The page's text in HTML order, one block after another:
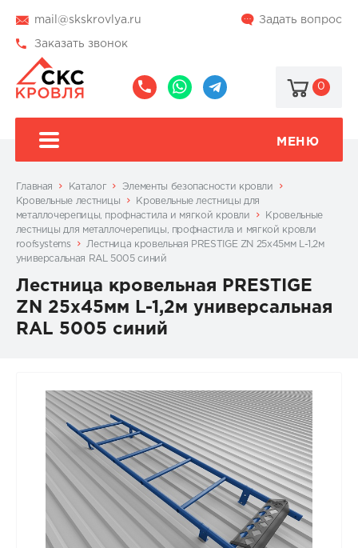
mail@skskrovlya.ru Задать вопрос
Заказать звонок
0
МЕНЮ
Главная Каталог
Элементы безопасности кровли
Кровельные лестницы
Кровельные лестницы для
металлочерепицы, профнастила и мягкой кровли
Кровельные
лестницы для металлочерепицы, профнастила и мягкой кровли
roofsystems
Лестница кровельная PRESTIGE ZN 25x45мм L-1,2м
универсальная RAL 5005 синий
Лестница кровельная PRESTIGE
ZN 25x45мм L-1,2м универсальная
RAL 5005 синий